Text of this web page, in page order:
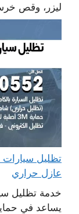
ليزر، وقص
عازل حراري
خدمة تظليل
يساعد في